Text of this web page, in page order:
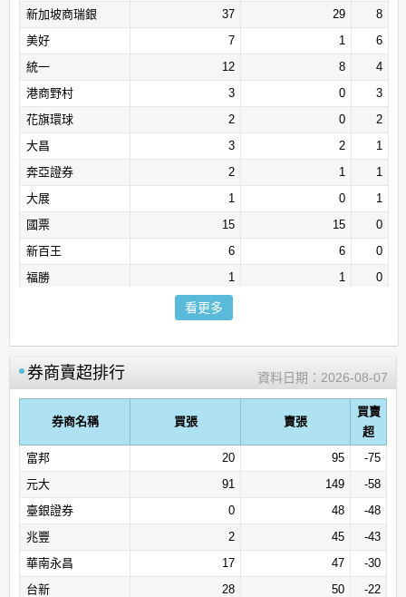
新加坡商瑞銀
37 29
8
美好
7 1
6
統一
12 8
4
港商野村
3 0
3
花旗環球
2 0
2
大昌
3 2
1
奔亞證券
2 1
1
大展
1 0
1
國票
15 15
0
新百王
6 6
0
福勝
1 1
0
看更多
券商賣超排行 資料日期： 2026-08-07
券商名稱 買張 賣張
買賣
超
富邦
20 95
-75
元大
91 149
-58
臺銀證券
0 48
-48
兆豐
2 45
-43
華南永昌
17 47
-30
台新
28 50
-22